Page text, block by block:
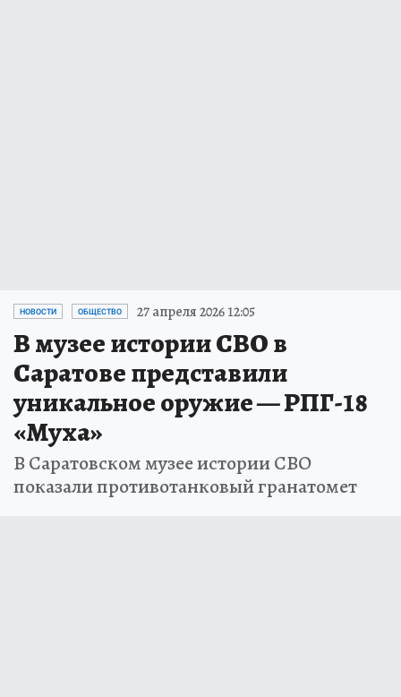
НОВОСТИ ОБЩЕСТВО 27 апреля 2026 12:05
В музее истории СВО в
Саратове представили
уникальное оружие — РПГ-18
«Муха»
В Саратовском музее истории СВО
показали противотанковый гранатомет